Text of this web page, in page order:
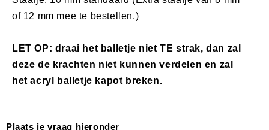
of 12 mm mee te bestellen.)
LET OP: draai het balletje niet TE strak, dan zal
deze de krachten niet kunnen verdelen en zal
het acryl balletje kapot breken.
Plaats je vraag hieronder